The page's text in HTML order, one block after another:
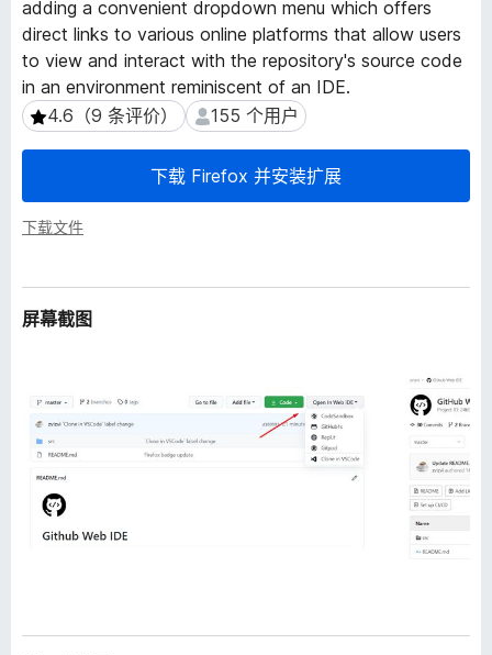
加
组
件
adding a convenient dropdown menu which offers
direct links to various online platforms that allow users
to view and interact with the repository's source code
in an environment reminiscent of an IDE.
4.6（9 条评价）
4.6（9 条评价） 155 个用户
155 个用户
下载 Firefox 并安装扩展
下载文件
屏幕截图